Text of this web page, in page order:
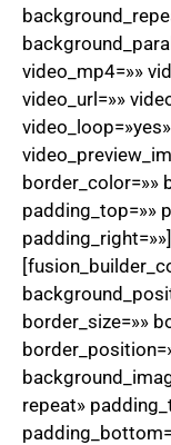
video_mp4=»»
video_url=»»
border_color=»»
padding_top=»»
border_size=»»
repeat»